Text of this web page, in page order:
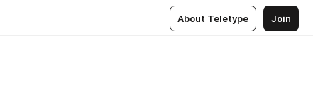
About Teletype Join